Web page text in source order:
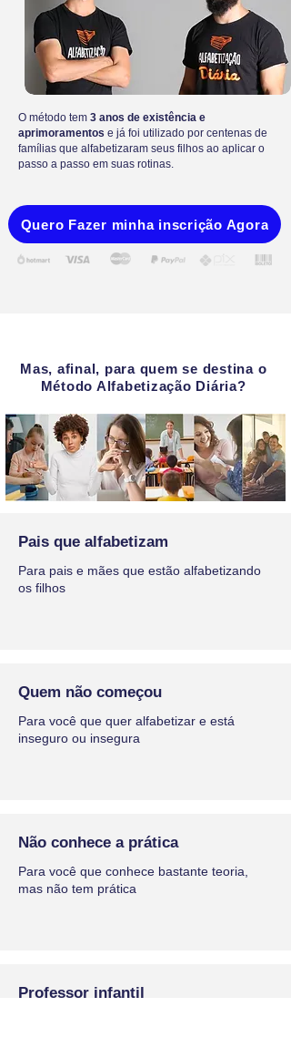
O método tem 3 anos de existência e
aprimoramentos e já foi utilizado por centenas de
famílias que alfabetizaram seus filhos ao aplicar o
passo a passo em suas rotinas.
Quero Fazer minha inscrição Agora
Mas, afinal, para quem se destina o
Método Alfabetização Diária?
Pais que alfabetizam
Para pais e mães que estão alfabetizando
os filhos
Quem não começou
Para você que quer alfabetizar e está
inseguro ou insegura
Não conhece a prática
Para você que conhece bastante teoria,
mas não tem prática
Professor infantil